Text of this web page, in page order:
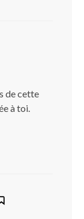
de cette
à toi.